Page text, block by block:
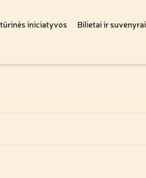
iniciatyvos Bilietai ir suvenyrai